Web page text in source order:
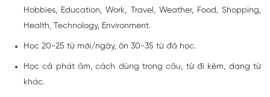
Hobbies, Education, Work, Travel, Weather, Food, Shopping,
Health, Technology, Environment.
Học 20-25 từ mới/ngày, ôn 30-35 từ đã học.
Học cả phát âm, cách dùng trong câu, từ đi kèm, dạng từ
khác.